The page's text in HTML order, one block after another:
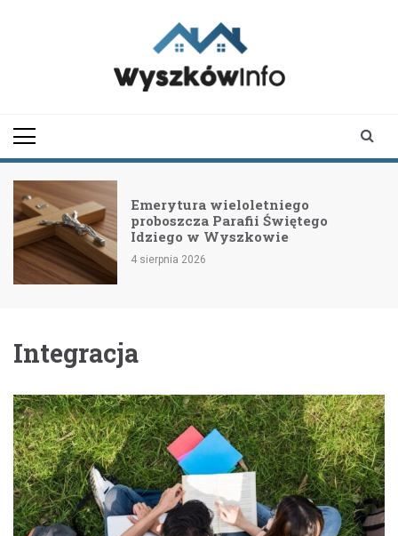
Emerytura wieloletniego
proboszcza Parafii Świętego
Idziego w Wyszkowie
4 sierpnia 2026
Integracja